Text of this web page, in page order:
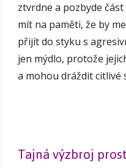
ztvrdne a pozbyde
mít na paměti, že by
přijít do styku s
jen mýdlo, protože
a mohou dráždit citlivé
Tajná výzbroj